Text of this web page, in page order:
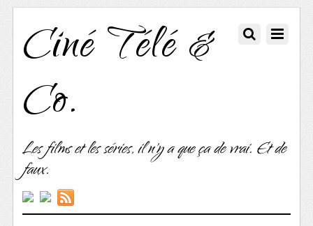
Ciné Télé &
Co.
Les films et les séries, il n'y a que ça de vrai. Et de
faux.